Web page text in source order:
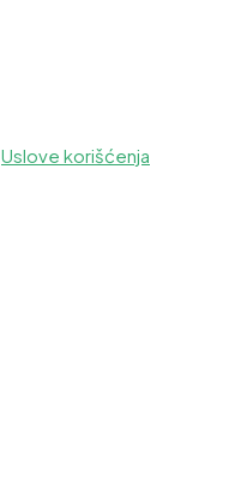
Uslove korišćenja